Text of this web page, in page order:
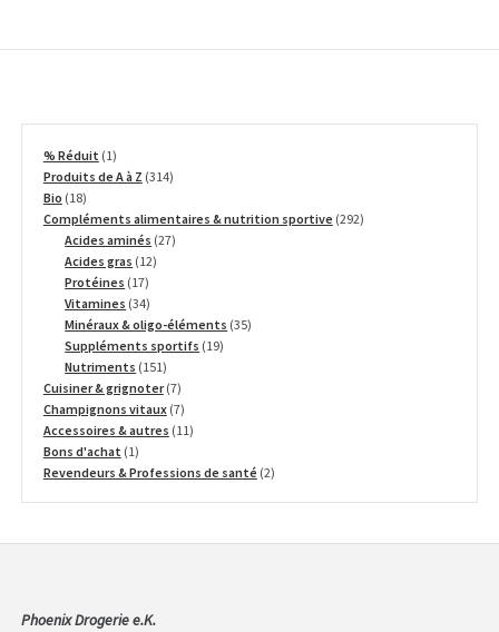
% Réduit 11
produit
Produits de A à Z 314314
Bio 1818
produits
Compléments alimentaires & nutrition sportive 292292
Acides aminés 2727
Acides gras 1212
Protéines 1717
produits
Vitamines 3434
produits
Minéraux & oligo-éléments 3535
Suppléments sportifs 1919
Nutriments 151151
produits
Cuisiner & grignoter 77
produits
Champignons vitaux 77
produits
Accessoires & autres 1111
Bons d'achat 11
produit
Revendeurs & Professions de santé 22
Phoenix Drogerie e.K.